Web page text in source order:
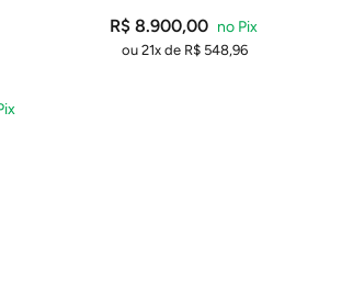
R$ 8.900,00
ou 21x de R$548,96